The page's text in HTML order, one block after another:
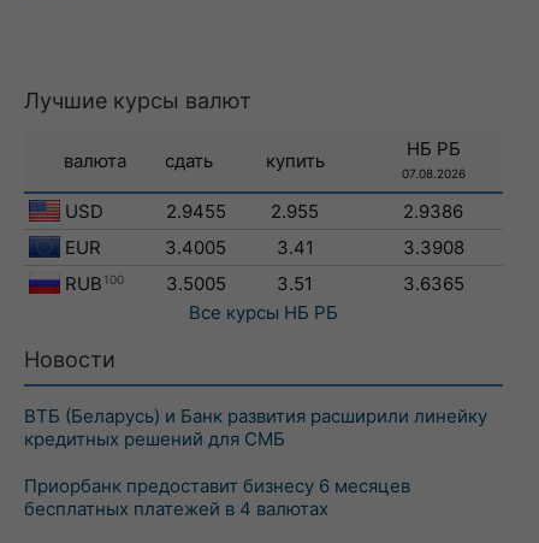
Лучшие курсы валют
валюта сдать купить
НБ РБ
07.08.2026
USD 2.9455 2.955
2.9386
EUR
3.4005 3.41
3.3908
RUB 100 3.5005 3.51
3.6365
Все курсы НБ РБ
Новости
ВТБ (Беларусь) и Банк развития расширили линейку
кредитных решений для СМБ
Приорбанк предоставит бизнесу 6 месяцев
бесплатных платежей в 4 валютах